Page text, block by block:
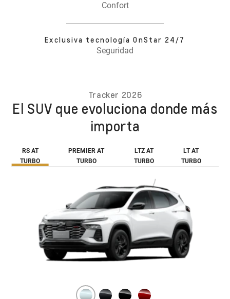
Confort
Exclusiva tecnología OnStar 24/7
Seguridad
Tracker 2026
El SUV que evoluciona donde más
importa
RS AT
TURBO
PREMIER AT
TURBO
LTZ AT
TURBO
LT AT
TURBO